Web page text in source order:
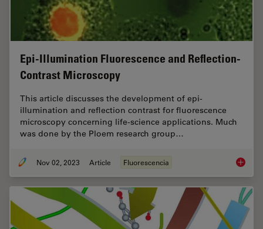
Epi-Illumination Fluorescence and Reflection-
Contrast Microscopy
This article discusses the development of epi-
illumination and reflection contrast for fluorescence
microscopy concerning life-science applications. Much
was done by the Ploem research group…
Nov 02, 2023 Article Fluorescencia Epi-